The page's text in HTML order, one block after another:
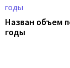
Назван объем
годы